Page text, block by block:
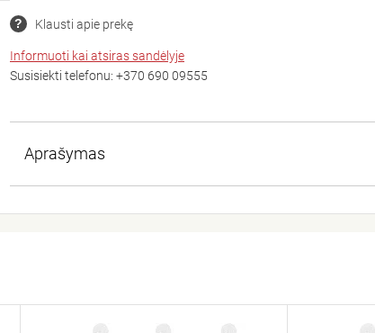
Klausti apie prekę
Informuoti kai atsiras sandėlyje
Susisiekti telefonu: +370 690 09555
Aprašymas